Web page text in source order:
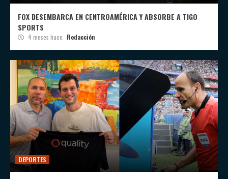
FOX DESEMBARCA EN CENTROAMÉRICA Y ABSORBE A TIGO
SPORTS
4 meses hace Redacción
DEPORTES